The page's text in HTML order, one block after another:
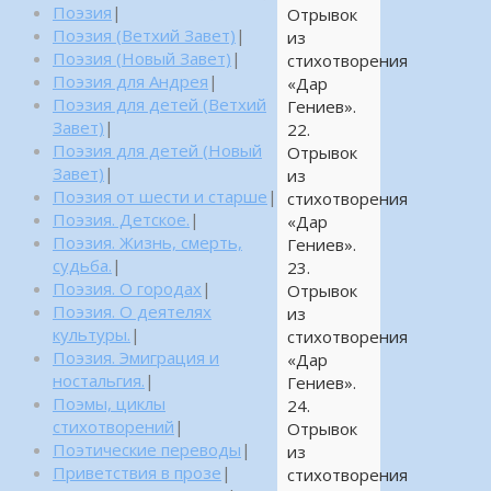
Отрывок
из
стихотворения
«Дар
Гениев».
22.
Отрывок
из
стихотворения
«Дар
Гениев».
23.
Отрывок
из
стихотворения
«Дар
Гениев».
24.
Отрывок
из
стихотворения
Поэзия |
Поэзия (Ветхий Завет) |
Поэзия (Новый Завет) |
Поэзия для Андрея |
Поэзия для детей (Ветхий
Завет) |
Поэзия для детей (Новый
Завет) |
Поэзия от шести и старше |
Поэзия. Детское. |
Поэзия. Жизнь, смерть,
судьба. |
Поэзия. О городах |
Поэзия. О деятелях
культуры. |
Поэзия. Эмиграция и
ностальгия. |
Поэмы, циклы
стихотворений |
Поэтические переводы |
Приветствия в прозе |